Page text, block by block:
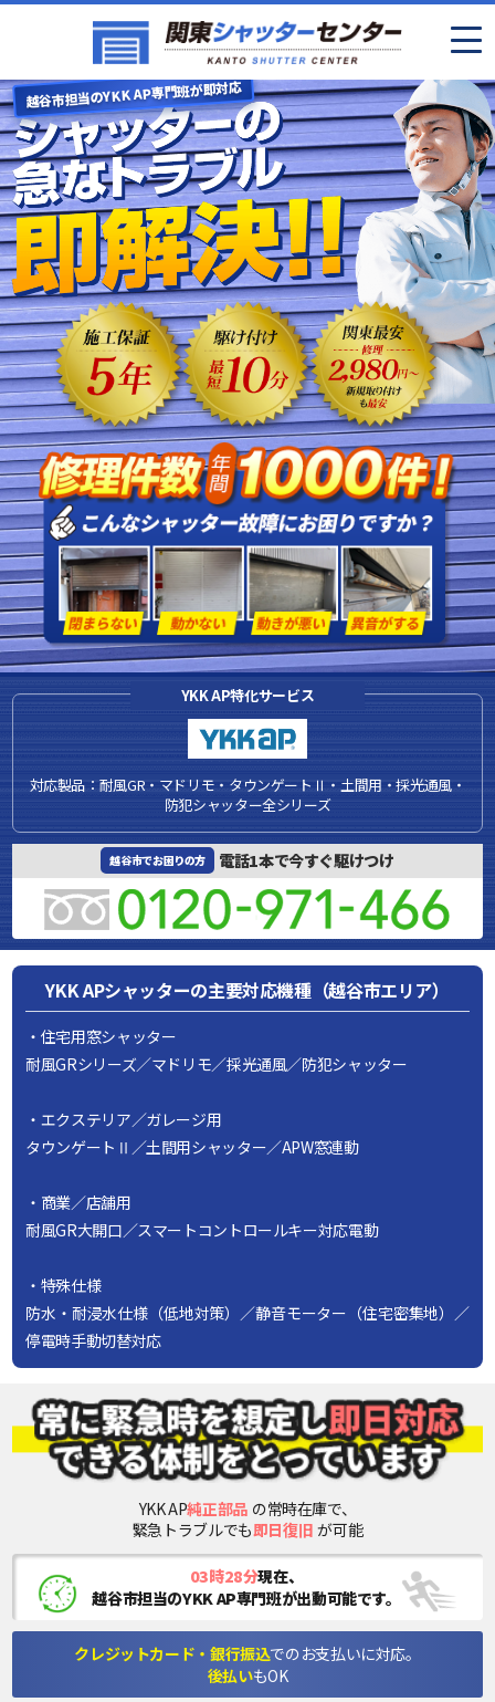
越谷市担当のYKK AP専門班が即対応
YKK AP特化サービス
対応製品：耐風GR・マドリモ・タウンゲートⅡ・土間用・採光通風・
防犯シャッター全シリーズ
越谷市でお困りの方 電話1本で今すぐ駆けつけ
YKK APシャッターの主要対応機種（越谷市エリア）
・住宅用窓シャッター
耐風GRシリーズ／マドリモ／採光通風／防犯シャッター
・エクステリア／ガレージ用
タウンゲートⅡ／土間用シャッター／APW窓連動
・商業／店舗用
耐風GR大開口／スマートコントロールキー対応電動
・特殊仕様
防水・耐浸水仕様（低地対策）／静音モーター（住宅密集地）／
停電時手動切替対応
YKK AP純正部品 の常時在庫で、
緊急トラブルでも即日復旧 が可能
03時28分現在、
越谷市担当のYKK AP専門班が出動可能です。
クレジットカード・銀行振込でのお支払いに対応。
後払いもOK